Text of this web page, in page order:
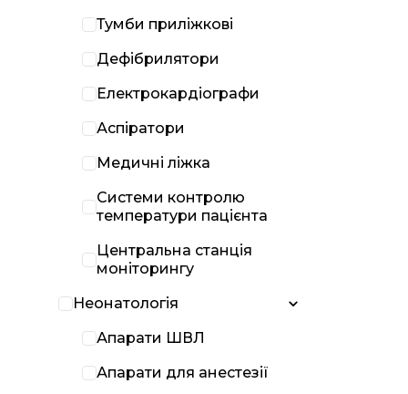
Тумби приліжкові
Дефібрилятори
Електрокардіографи
Аспіратори
Медичні ліжка
Системи контролю
температури пацієнта
Центральна станція
моніторингу
Неонатологія
Апарати ШВЛ
Апарати для анестезії